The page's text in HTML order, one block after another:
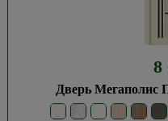
8
Дверь Мегаполис